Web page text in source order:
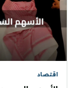
اقتصاد